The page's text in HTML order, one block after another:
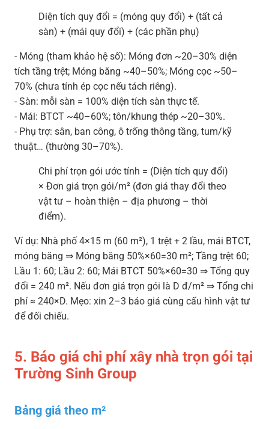
Diện tích quy đổi = (móng quy đổi) + (tất cả
sàn) + (mái quy đổi) + (các phần phụ)
- Móng (tham khảo hệ số): Móng đơn ~20–30% diện
tích tầng trệt; Móng băng ~40–50%; Móng cọc ~50–
70% (chưa tính ép cọc nếu tách riêng).
- Sàn: mỗi sàn = 100% diện tích sàn thực tế.
- Mái: BTCT ~40–60%; tôn/khung thép ~20–30%.
- Phụ trợ: sân, ban công, ô trống thông tầng, tum/kỹ
thuật… (thường 30–70%).
Chi phí trọn gói ước tính = (Diện tích quy đổi)
× Đơn giá trọn gói/m² (đơn giá thay đổi theo
vật tư – hoàn thiện – địa phương – thời
điểm).
Ví dụ: Nhà phố 4×15 m (60 m²), 1 trệt + 2 lầu, mái BTCT,
móng băng ⇒ Móng băng 50%×60=30 m²; Tầng trệt 60;
Lầu 1: 60; Lầu 2: 60; Mái BTCT 50%×60=30 ⇒ Tổng quy
đổi = 240 m². Nếu đơn giá trọn gói là D đ/m² ⇒ Tổng chi
phí ≈ 240×D. Mẹo: xin 2–3 báo giá cùng cấu hình vật tư
để đối chiếu.
5. Báo giá chi phí xây nhà trọn gói tại
Trường Sinh Group
Bảng giá theo m²